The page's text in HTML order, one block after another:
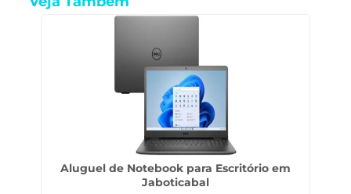
Aluguel de Notebook para Escritório em
Jaboticabal